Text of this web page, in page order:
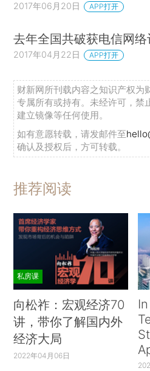
2017年06月20日 APP打开
去年全国共破获电信网
2017年04月22日 APP打开
财新网所刊载内容之知识产权为
专属所有或持有。未经许可，禁
建立镜像等任何使用。
如有意愿转载，请发邮件至
确认及授权后，方可转载。
推荐阅读
私房课
向松祚：宏观经济70
讲，带你了解国内外
经济大局
2022年04月06日